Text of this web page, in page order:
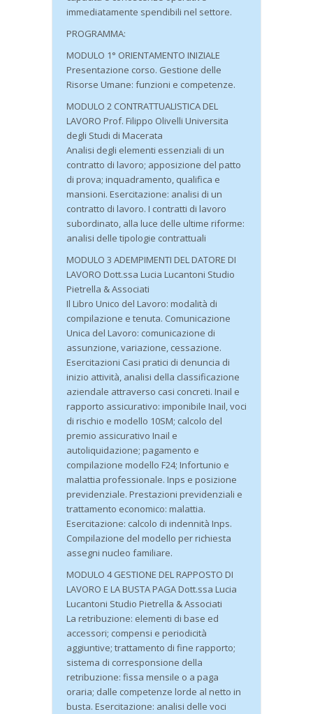
immediatamente spendibili nel settore.
PROGRAMMA:
MODULO 1° ORIENTAMENTO INIZIALE
Presentazione corso. Gestione delle
Risorse Umane: funzioni e competenze.
MODULO 2 CONTRATTUALISTICA DEL
LAVORO Prof. Filippo Olivelli Universita
degli Studi di Macerata
Analisi degli elementi essenziali di un
contratto di lavoro; apposizione del patto
di prova; inquadramento, qualifica e
mansioni. Esercitazione: analisi di un
contratto di lavoro. I contratti di lavoro
subordinato, alla luce delle ultime riforme:
analisi delle tipologie contrattuali
MODULO 3 ADEMPIMENTI DEL DATORE DI
LAVORO Dott.ssa Lucia Lucantoni Studio
Pietrella & Associati
Il Libro Unico del Lavoro: modalità di
compilazione e tenuta. Comunicazione
Unica del Lavoro: comunicazione di
assunzione, variazione, cessazione.
Esercitazioni Casi pratici di denuncia di
inizio attività, analisi della classificazione
aziendale attraverso casi concreti. Inail e
rapporto assicurativo: imponibile Inail, voci
di rischio e modello 10SM; calcolo del
premio assicurativo Inail e
autoliquidazione; pagamento e
compilazione modello F24; Infortunio e
malattia professionale. Inps e posizione
previdenziale. Prestazioni previdenziali e
trattamento economico: malattia.
Esercitazione: calcolo di indennità Inps.
Compilazione del modello per richiesta
assegni nucleo familiare.
MODULO 4 GESTIONE DEL RAPPOSTO DI
LAVORO E LA BUSTA PAGA Dott.ssa Lucia
Lucantoni Studio Pietrella & Associati
La retribuzione: elementi di base ed
accessori; compensi e periodicità
aggiuntive; trattamento di fine rapporto;
sistema di corresponsione della
retribuzione: fissa mensile o a paga
oraria; dalle competenze lorde al netto in
busta. Esercitazione: analisi delle voci